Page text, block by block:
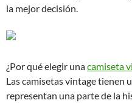
la mejor decisión.
¿Por qué elegir unacamiseta
Las camisetas vintage tienen
representan una parte de la